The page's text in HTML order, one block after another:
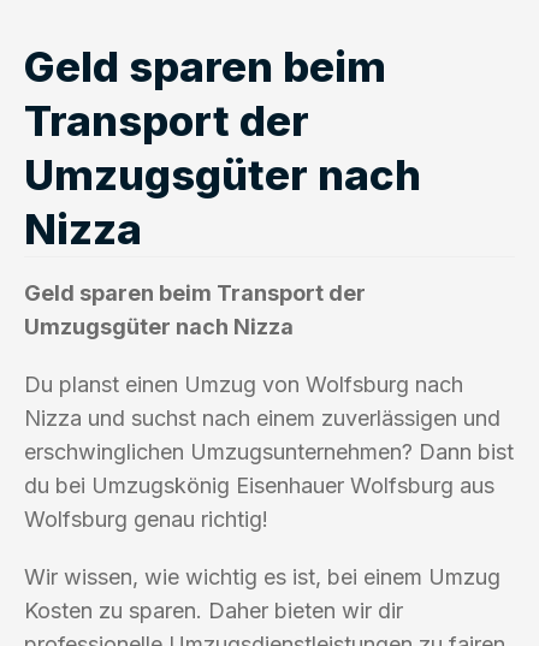
Geld sparen beim
Transport der
Umzugsgüter nach
Nizza
Geld sparen beim Transport der
Umzugsgüter nach Nizza
Du planst einen Umzug von Wolfsburg nach
Nizza und suchst nach einem zuverlässigen und
erschwinglichen Umzugsunternehmen? Dann bist
du bei Umzugskönig Eisenhauer Wolfsburg aus
Wolfsburg genau richtig!
Wir wissen, wie wichtig es ist, bei einem Umzug
Kosten zu sparen. Daher bieten wir dir